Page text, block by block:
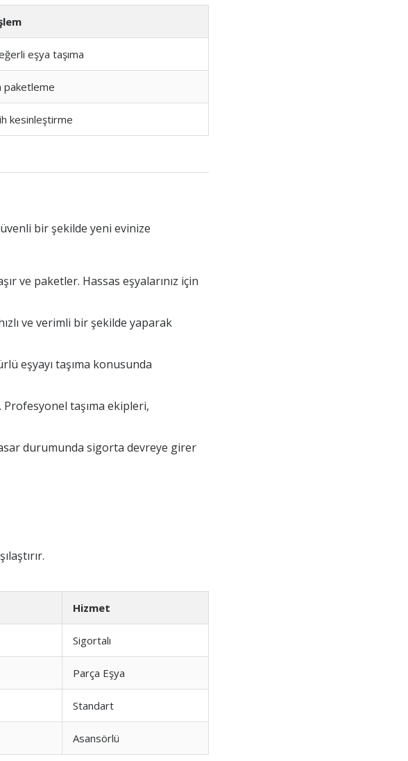
eşya taşıma
paketleme
kesinleştirme
bir şekilde yeni evinize
ve paketler. Hassas eşyalarınız için
ve verimli bir şekilde yaparak
eşyayı taşıma konusunda
Profesyonel taşıma ekipleri,
durumunda sigorta devreye girer
Hizmet
Sigortalı
Parça Eşya
Standart
Asansörlü